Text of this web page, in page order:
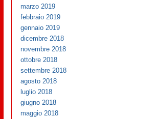
marzo 2019
febbraio 2019
gennaio 2019
dicembre 2018
novembre 2018
ottobre 2018
settembre 2018
agosto 2018
luglio 2018
giugno 2018
maggio 2018